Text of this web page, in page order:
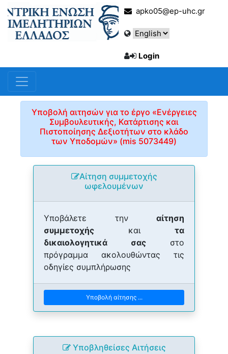
apko05@ep-uhc.gr
Login
Υποβολή αιτησών για το έργο «Ενέργειες
Συμβουλευτικής, Κατάρτισης και
Πιστοποίησης Δεξιοτήτων στο κλάδο
των Yποδομών» (mis 5073449)
Αίτηση συμμετοχής
ωφελουμένων
Υποβάλετε την αίτηση
συμμετοχής και τα
δικαιολογητικά σας στο
πρόγραμμα ακολουθώντας τις
οδηγίες συμπλήρωσης
Υποβολή αίτησης ...
Yποβληθείσες Αιτήσεις